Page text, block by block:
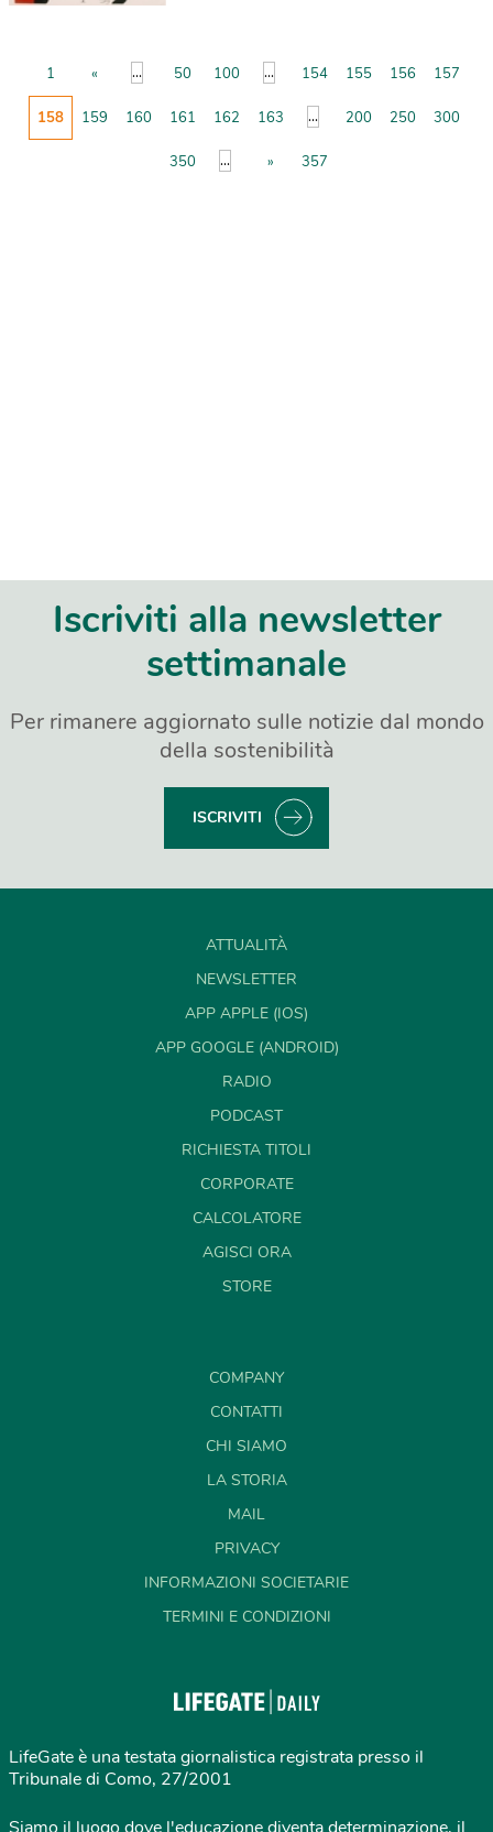
1 « ... 50 100 ... 154 155 156 157
158 159 160 161 162 163 ... 200 250 300
350 ... » 357
Iscriviti alla newsletter
settimanale
Per rimanere aggiornato sulle notizie dal mondo
della sostenibilità
ISCRIVITI
ATTUALITÀ
NEWSLETTER
APP APPLE (IOS)
APP GOOGLE (ANDROID)
RADIO
PODCAST
RICHIESTA TITOLI
CORPORATE
CALCOLATORE
AGISCI ORA
STORE
COMPANY
CONTATTI
CHI SIAMO
LA STORIA
MAIL
PRIVACY
INFORMAZIONI SOCIETARIE
TERMINI E CONDIZIONI
LifeGate è una testata giornalistica registrata presso il
Tribunale di Como, 27/2001